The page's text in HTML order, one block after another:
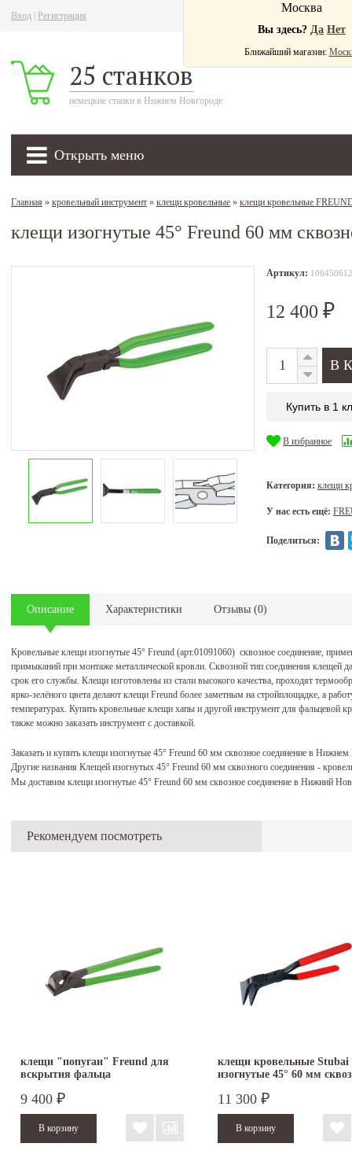
Вход Регистрация
25 станков
немецкие станки в Нижнем Новгороде
Открыть меню
Москва
Вы здесь? Да Нет
Ближайший магазин:
Главная » кровельный инструмент » клещи кровельные » клещи кровельные
клещи изогнутые 45° Freund 60 мм
Артикул: 100450612
12 400 ₽
Купить в 1
В избранное
Категория: клещи
У нас есть ещё:
Поделиться:
Описание Характеристики Отзывы (0)
Кровельные клещи изогнутые 45° Freund (арт.01091060) сквозное соединение,
примыканий при монтаже металлической кровли. Сквозной тип соединения клещей
срок его службы. Клещи изготовлены из стали высокого качества, проходят
ярко-зелёного цвета делают клещи Freund более заметным на стройплощадке, а
температурах. Купить кровельные клещи хапы и другой инструмент для фальцевой
также можно заказать инструмент с доставкой.
Заказать и купить клещи изогнутые 45° Freund 60 мм сквозное соединение в
Другие названия Клещей изогнутых 45° Freund 60 мм сквозного соединения -
Мы доставим клещи изогнутые 45° Freund 60 мм сквозное соединение в Нижний
Рекомендуем посмотреть
клещи "попугаи" Freund для
вскрытия фальца
9 400 ₽
клещи кровельные Stubai
изогнутые 45° 60 мм
11 300 ₽